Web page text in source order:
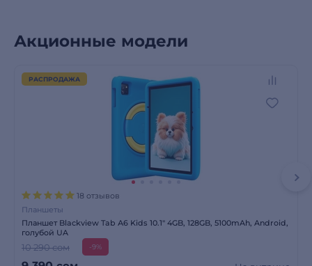
Акционные модели
РАСПРОДАЖА
18 отзывов
Планшеты
Планшет Blackview Tab А6 Kids 10.1" 4GB, 128GB, 5100mAh, Android,
голубой UA
10 290 сом -9%